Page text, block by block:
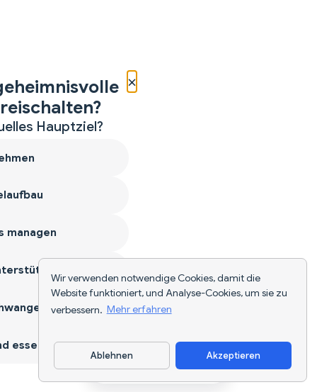
Wir verwenden notwendige Cookies, damit die
Website funktioniert, und Analyse-Cookies, um sie zu
verbessern. Mehr erfahren
Ablehnen Akzeptieren
App herunterladen
×
Hauptziel?
managen
essen